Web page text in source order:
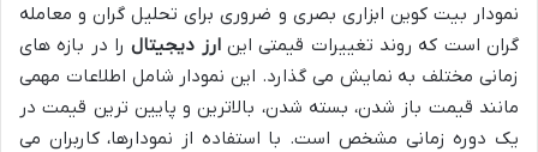
نمودار بیت کوین ابزاری بصری و ضروری برای تحلیل گران و معامله
گران است که روند تغییرات قیمتی اینارز دیجیتالرا در بازه های
زمانی مختلف به نمایش می گذارد. این نمودار شامل اطلاعات مهمی
مانند قیمت باز شدن، بسته شدن، بالاترین و پایین ترین قیمت در
یک دوره زمانی مشخص است. با استفاده از نمودارها، کاربران می